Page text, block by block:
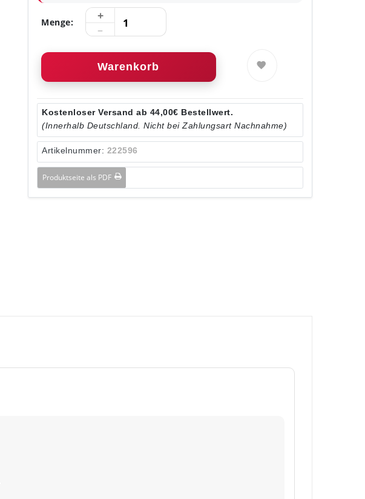
Menge:
Warenkorb
Kostenloser Versand ab 44,00€ Bestellwert.
(Innerhalb Deutschland. Nicht bei Zahlungsart Nachnahme)
Artikelnummer: 222596
Produktseite als PDF